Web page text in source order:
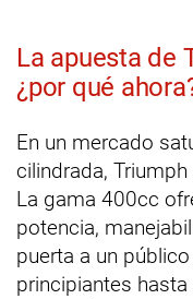
La apuesta de
¿por qué
En un mercado
cilindrada,
La gama 400cc
potencia,
puerta a un
principiantes